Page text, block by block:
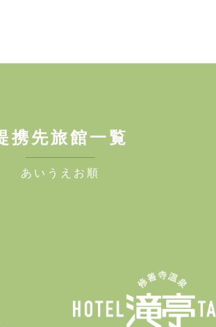
携先旅館一覧
あいうえお順